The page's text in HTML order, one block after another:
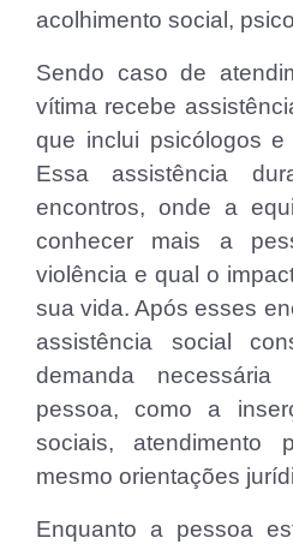
acolhimento social,
Sendo caso de
vítima recebe
que inclui psicólogos e
Essa assistência
encontros, onde a
conhecer mais a
violência e qual o
sua vida. Após esses
assistência social
demanda
pessoa, como a
sociais, atendimento
mesmo orientações
Enquanto a pessoa